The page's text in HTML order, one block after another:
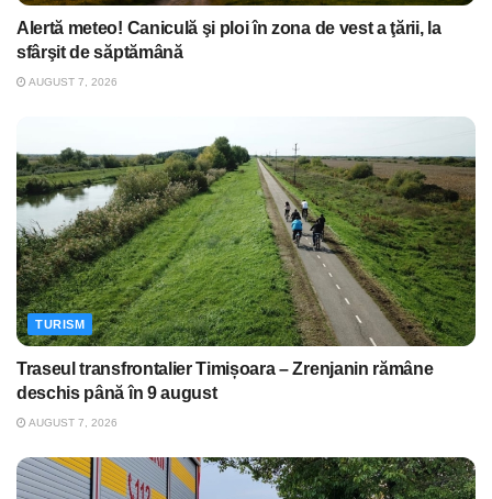
Alertă meteo! Caniculă şi ploi în zona de vest a ţării, la
sfârşit de săptămână
AUGUST 7, 2026
TURISM
Traseul transfrontalier Timișoara – Zrenjanin rămâne
deschis până în 9 august
AUGUST 7, 2026